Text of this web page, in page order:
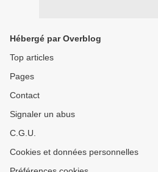
Hébergé par Overblog
Top articles
Pages
Contact
Signaler un abus
C.G.U.
Cookies et données personnelles